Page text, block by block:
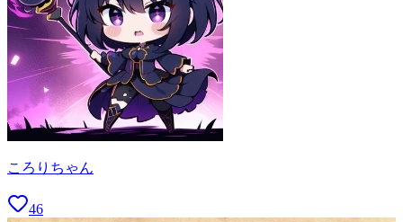
ころりちゃん
46